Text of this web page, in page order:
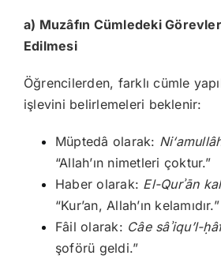
a) Muzâfın Cümledeki
Edilmesi
Öğrencilerden, farklı cümle
işlevini belirlemeleri beklenir:
Müptedâ olarak:
“Allah’ın nimetleri çoktur.”
Haber olarak: El-Qurʾān kal
“Kur’an, Allah’ın kelamıdır.”
Fâil olarak: Câe sâʾiqu’l-
şoförü geldi.”